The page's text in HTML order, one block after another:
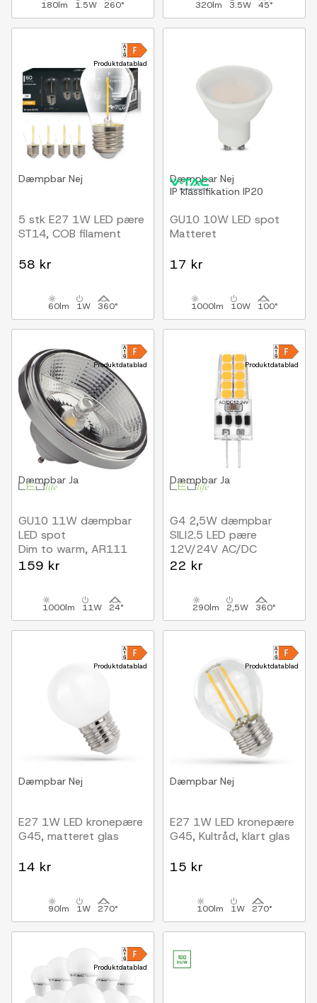
180lm 1.5W 260° 320lm 3.5W 45°
Produktdatablad
Dæmpbar Nej
5 stk E27 1W LED pære
ST14, COB filament
58 kr
60lm 1W 360°
Dæmpbar Nej
IP klassifikation IP20
GU10 10W LED spot
Matteret
17 kr
1000lm 10W 100°
Produktdatablad
Dæmpbar Ja
GU10 11W dæmpbar
LED spot
Dim to warm, AR111
159 kr
1000lm 11W 24°
Produktdatablad
Dæmpbar Ja
G4 2,5W dæmpbar
SILI2.5 LED pære
12V/24V AC/DC
22 kr
290lm 2,5W 360°
Produktdatablad
Dæmpbar Nej
E27 1W LED kronepære
G45, matteret glas
14 kr
90lm 1W 270°
Produktdatablad
Dæmpbar Nej
E27 1W LED kronepære
G45, Kultråd, klart glas
15 kr
100lm 1W 270°
Produktdatablad